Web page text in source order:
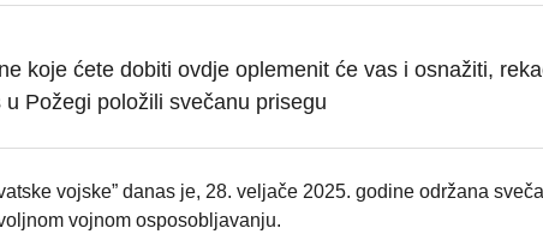
koje ćete dobiti ovdje oplemenit će vas i osnažiti,
Požegi položili svečanu prisegu
vojske” danas je, 28. veljače 2025. godine održana
vojnom osposobljavanju.